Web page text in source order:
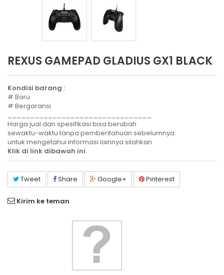
REXUS GAMEPAD GLADIUS GX1 BLACK
Kondisi barang :
# Baru
# Bergaransi
Harga jual dan spesifikasi bisa berubah
sewaktu-waktu tanpa pemberitahuan sebelumnya.
untuk mengetahui informasi lainnya silahkan
Klik di link dibawah ini.
Tweet Share Google+ Pinterest
Kirim ke teman